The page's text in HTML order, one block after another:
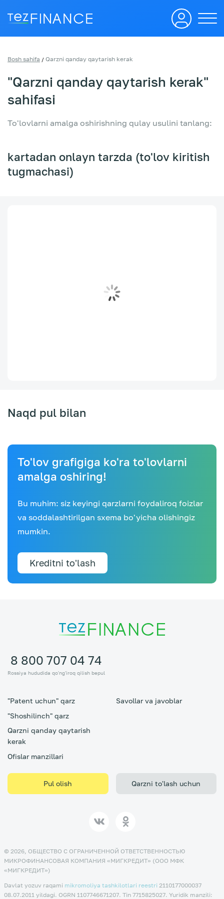
Bosh sahifa / Qarzni qanday qaytarish kerak
"Qarzni qanday qaytarish kerak"
sahifasi
To'lovlarni amalga oshirishning qulay usulini tanlang:
kartadan onlayn tarzda (to'lov kiritish
tugmachasi)
Naqd pul bilan
To'lov grafigiga ko'ra to'lovlarni
amalga oshiring!
Bu muhim: siz keyingi qarzlarni foydaliroq foizlar
va soddalashtirilgan sxema bo'yicha olishingiz
mumkin.
Kreditni to'lash
8 800 707 04 74
Rossiya hududida qo'ng'iroq qilish bepul
"Patent uchun" qarz
"Shoshilinch" qarz
Qarzni qanday qaytarish
kerak
Ofislar manzillari
Savollar va javoblar
Pul olish Qarzni to'lash uchun
© 2026, ОБЩЕСТВО С ОГРАНИЧЕННОЙ ОТВЕТСТВЕННОСТЬЮ
МИКРОФИНАНСОВАЯ КОМПАНИЯ «МИГКРЕДИТ» (ООО МФК
«МИГКРЕДИТ»)
Davlat yozuv raqami mikromoliya tashkilotlari reestri 2110177000037
08.07.2011 yildagi. OGRN 1107746671207. Tin 7715825027. Yuridik manzili: